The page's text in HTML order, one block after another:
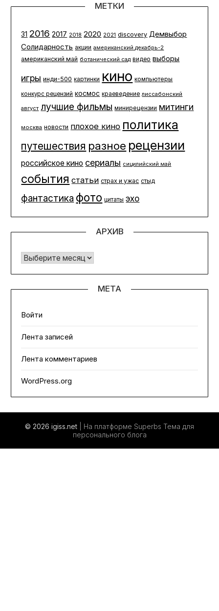
МЕТКИ
31 2016 2017 2018 2020 2021 discovery Демвыбор
Солидарность акции американский декабрь-2
американский май ботанический сад видео выборы
игры инди-500 картинки кино компьютеры
конкурс рецензий космос краеведение лиссабонский
август лучшие фильмы минирецензии митинги
москва новости плохое кино политика
путешествия разное рецензии
российское кино сериалы сицилийский май
события статьи страх и ужас стыд
фантастика фото цитаты эхо
АРХИВ
Архив
МЕТА
Войти
Лента записей
Лента комментариев
WordPress.org
© 2026 igiss.net | На платформе Superbs Тема для
персонального блога